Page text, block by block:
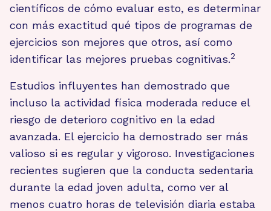
científicos de cómo evaluar esto, es determinar
con más exactitud qué tipos de programas de
ejercicios son mejores que otros, así como
identificar las mejores pruebas cognitivas.2
Estudios influyentes han demostrado que
incluso la actividad física moderada reduce el
riesgo de deterioro cognitivo en la edad
avanzada. El ejercicio ha demostrado ser más
valioso si es regular y vigoroso. Investigaciones
recientes sugieren que la conducta sedentaria
durante la edad joven adulta, como ver al
menos cuatro horas de televisión diaria estaba